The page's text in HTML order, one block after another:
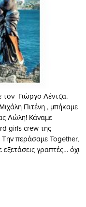
τον Γιώργο Λέντζα.
Πιτένη , μπήκαμε
Λώλη! Κάναμε
girls crew της
Την περάσαμε Τοgether,
γραπτές… όχι